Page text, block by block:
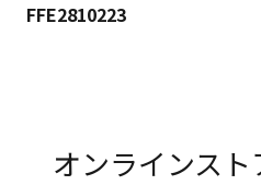
FFE2810223
オンラインスト